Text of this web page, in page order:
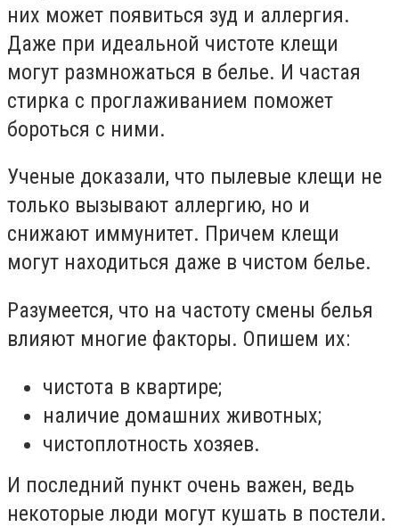
них может появиться зуд и аллергия.
Даже при идеальной чистоте клещи
могут размножаться в белье. И частая
стирка с проглаживанием поможет
бороться с ними.
Ученые доказали, что пылевые клещи не
только вызывают аллергию, но и
снижают иммунитет. Причем клещи
могут находиться даже в чистом белье.
Разумеется, что на частоту смены белья
влияют многие факторы. Опишем их:
чистота в квартире;
наличие домашних животных;
чистоплотность хозяев.
И последний пункт очень важен, ведь
некоторые люди могут кушать в постели.